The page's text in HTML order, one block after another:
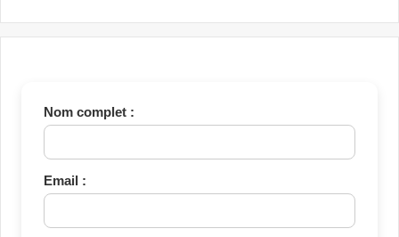
Nom complet :
Email :